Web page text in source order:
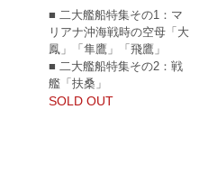
■ 二大艦船特集その1：マ
リアナ沖海戦時の空母「大
鳳」「隼鷹」「飛鷹」
■ 二大艦船特集その2：戦
艦「扶桑」
SOLD OUT